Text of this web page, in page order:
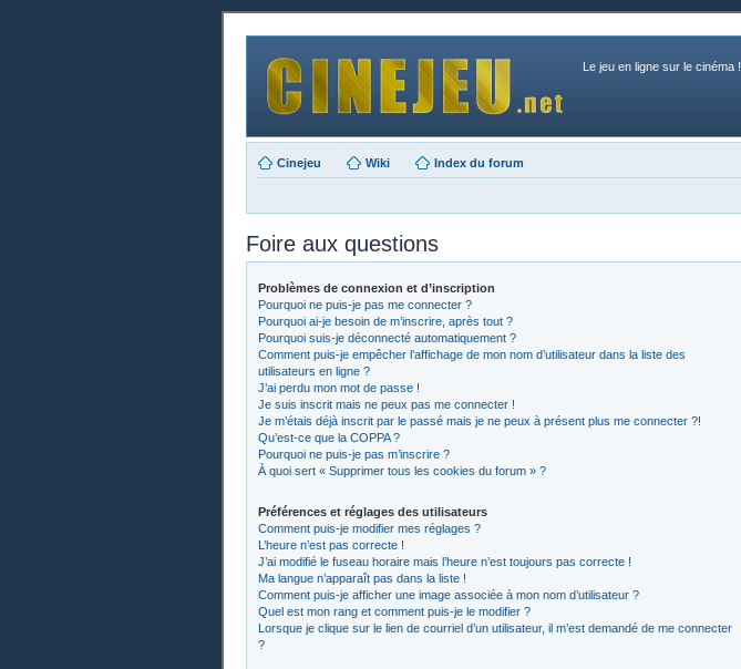
Le jeu en ligne sur le cinéma !
Cinejeu Wiki Index du forum
Foire aux questions
Problèmes de connexion et d’inscription
Pourquoi ne puis-je pas me connecter ?
Pourquoi ai-je besoin de m’inscrire, après tout ?
Pourquoi suis-je déconnecté automatiquement ?
Comment puis-je empêcher l’affichage de mon nom d’utilisateur dans la liste des
utilisateurs en ligne ?
J’ai perdu mon mot de passe !
Je suis inscrit mais ne peux pas me connecter !
Je m’étais déjà inscrit par le passé mais je ne peux à présent plus me connecter ?!
Qu’est-ce que la COPPA ?
Pourquoi ne puis-je pas m’inscrire ?
À quoi sert « Supprimer tous les cookies du forum » ?
Préférences et réglages des utilisateurs
Comment puis-je modifier mes réglages ?
L’heure n’est pas correcte !
J’ai modifié le fuseau horaire mais l’heure n’est toujours pas correcte !
Ma langue n’apparaît pas dans la liste !
Comment puis-je afficher une image associée à mon nom d’utilisateur ?
Quel est mon rang et comment puis-je le modifier ?
Lorsque je clique sur le lien de courriel d’un utilisateur, il m’est demandé de me connecter
?